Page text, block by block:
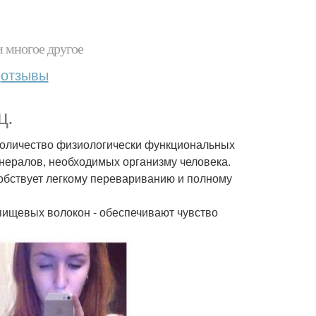
другое
отзывы
физиологически функциональных
необходимых организму человека.
легкому перевариванию и полному
волокон - обеспечивают чувство